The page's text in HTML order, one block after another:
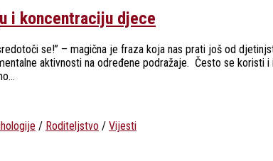
i koncentraciju djece
se!” – magična je fraza koja nas prati još od
aktivnosti na određene podražaje. Često se koristi
/ Roditeljstvo / Vijesti